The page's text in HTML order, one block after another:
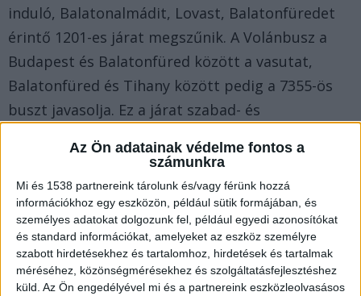
Az Ön adatainak védelme fontos a
számunkra
Mi és 1538 partnereink tárolunk és/vagy férünk hozzá
információkhoz egy eszközön, például sütik formájában, és
személyes adatokat dolgozunk fel, például egyedi azonosítókat
és standard információkat, amelyeket az eszköz személyre
szabott hirdetésekhez és tartalomhoz, hirdetések és tartalmak
méréséhez, közönségmérésekhez és szolgáltatásfejlesztéshez
küld. Az Ön engedélyével mi és a partnereink eszközleolvasásos
induló, Balatonalmádit, Lovast, Balatonfüredet
érintő 1201-es járat megszűnik. A Volánbusz a
Budapest és Balatonfüred között a vasutat,
Balatonfüred és Tihany között pedig a 7355-ös
buszt javasolja. Ez a járat szabad- és
nap közlekedett, igaz, csak egy járatpár
szállította az utasokat. A Balatonkörnyéke.hu
legfrissebb híreit ide kattintva éred el.
Csak átszállással lehet Tihanyba
menni